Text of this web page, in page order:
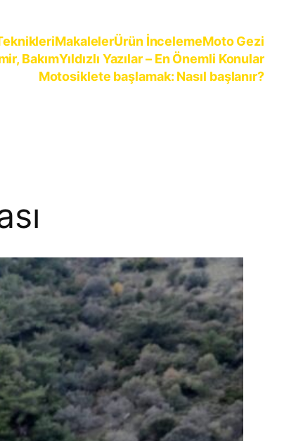
MakalelerÜrün İncelemeMoto Gezi
BakımYıldızlı Yazılar – En Önemli Konular
Motosiklete başlamak: Nasıl başlanır?